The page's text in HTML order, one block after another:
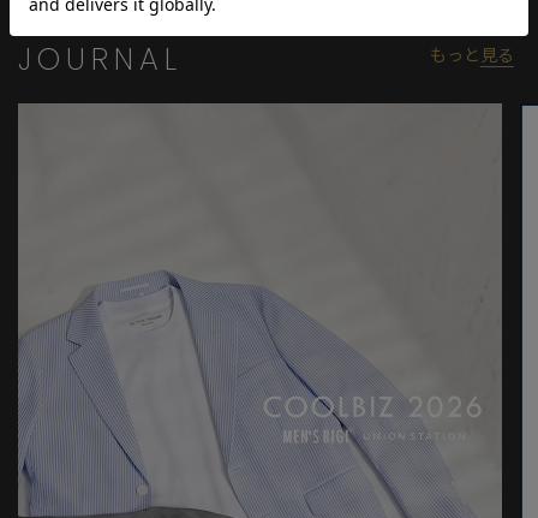
と画像のカラーの見え方が異なる場合がございます。
※画像はサンプルのため、色味やサイズ等の仕様が変更になる場
合がございます。
※サイズは弊社規定の採寸によって記載しておりますが、若干の
JOURNAL もっと 見る